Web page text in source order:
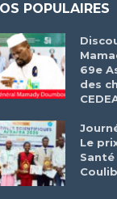
POPULAIRES
69e
des
Le